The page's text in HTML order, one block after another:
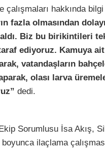
çalışmaları hakkında
fazla olmasından
Biz bu birikintileri
ediyoruz. Kamuya
vatandaşların
olası larva
dedi.
Sorumlusu İsa Akış,
ilaçlama